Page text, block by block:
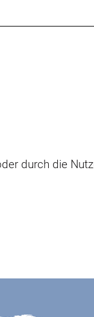
durch die